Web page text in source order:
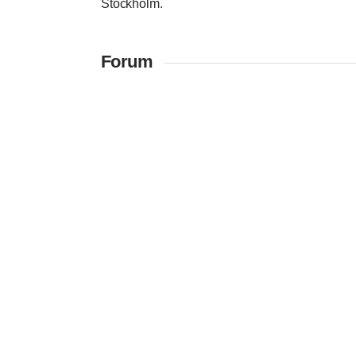
Stockholm.
Forum